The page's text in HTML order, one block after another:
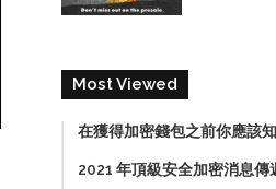
Most Viewed
在獲得加密錢包之前你應該
2021 年頂級安全加密消息傳